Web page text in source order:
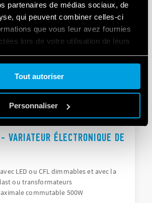
partenaires de médias sociaux, de
qui peuvent combiner celles-ci
que vous leur avez fournies
lors de votre utilisation de leurs
Tout autoriser
Personnaliser
ÉLECTRONIQUE DE
LED ou CFL dimmables et avec la
ou transformateurs
commutable 500W